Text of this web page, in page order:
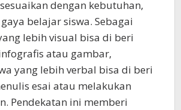
dengan kebutuhan,
belajar siswa. Sebagai
lebih visual bisa di beri
atau gambar,
yang lebih verbal bisa di beri
esai atau melakukan
Pendekatan ini memberi